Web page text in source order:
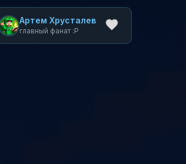
Артем Хрусталев
главный фанат :P